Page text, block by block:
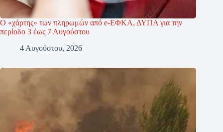
Ο «χάρτης» των πληρωμών από e-ΕΦΚΑ, ΔΥΠΑ για την
περίοδο 3 έως 7 Αυγούστου
4 Αυγούστου, 2026